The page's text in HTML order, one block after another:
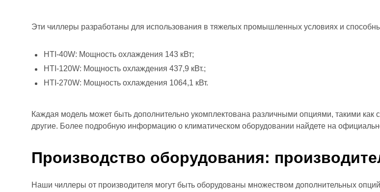
Эти чиллеры разработаны для использования в тяжелых промышленных условиях и
HTI-40W: Мощность охлаждения 143 кВт;
HTI-120W: Мощность охлаждения 437,9 кВт.;
HTI-270W: Мощность охлаждения 1064,1 кВт.
Каждая модель может быть дополнительно укомплектована различными опциями, такими как
другие. Более подробную информацию о климатическом оборудовании найдете на
Производство оборудования:
Наши чиллеры от производителя могут быть оборудованы множеством дополнительных